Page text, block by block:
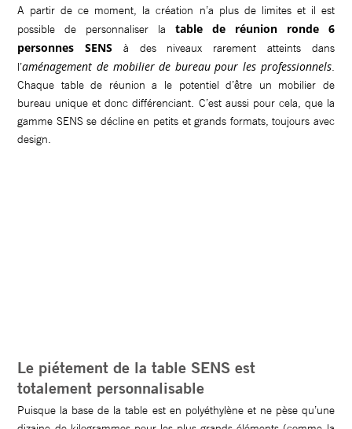
A partir de ce moment, la création n’a plus de limites et il est
possible de personnaliser la table de réunion ronde 6
personnes SENS à des niveaux rarement atteints dans
l’aménagement de mobilier de bureau pour les professionnels.
Chaque table de réunion a le potentiel d’être un mobilier de
bureau unique et donc différenciant. C’est aussi pour cela, que la
gamme SENS se décline en petits et grands formats, toujours avec
design.
Le piétement de la table SENS est
totalement personnalisable
Puisque la base de la table est en polyéthylène et ne pèse qu’une